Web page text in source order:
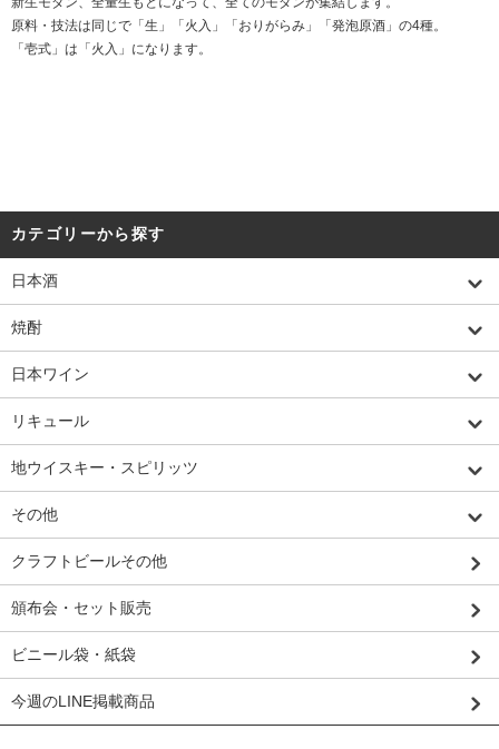
原料・技法は同じで「生」「火入」「おりがらみ」「発泡原酒」の4種。
「壱式」は「火入」になります。
カテゴリーから探す
日本酒
焼酎
日本ワイン
リキュール
地ウイスキー・スピリッツ
その他
クラフトビールその他
頒布会・セット販売
ビニール袋・紙袋
今週のLINE掲載商品